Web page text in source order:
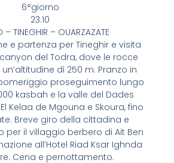
6°giorno
23.10
– TINEGHIR – OUARZAZATE
e partenza per Tineghir e visita
del Todra, dove le rocce
di 250 m. Pranzo in
proseguimento lungo
kasbah e la valle del Dades
Kelaa de Mgouna e Skoura, fino
Breve giro della cittadina e
per il villaggio berbero di Ait Ben
all’Hotel Riad Ksar Ighnda
Cena e pernottamento.